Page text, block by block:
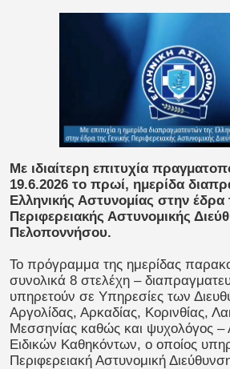
Με ιδιαίτερη επιτυχία
19.6.2026 το πρωί, ημερίδα
Ελληνικής Αστυνομίας στην έδρα
Περιφερειακής Αστυνομικής
Πελοποννήσου.
Το πρόγραμμα της ημερίδας
συνολικά 8 στελέχη –
υπηρετούν σε Υπηρεσίες των
Αργολίδας, Αρκαδίας, Κορινθίας,
Μεσσηνίας καθώς και ψυχολόγος –
Ειδικών Καθηκόντων, ο οποίος
Περιφερειακή Αστυνομική